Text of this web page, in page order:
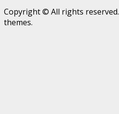
Copyright © All rights reserved.
themes.